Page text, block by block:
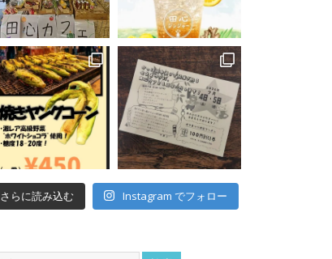
さらに読み込む Instagram でフォロー